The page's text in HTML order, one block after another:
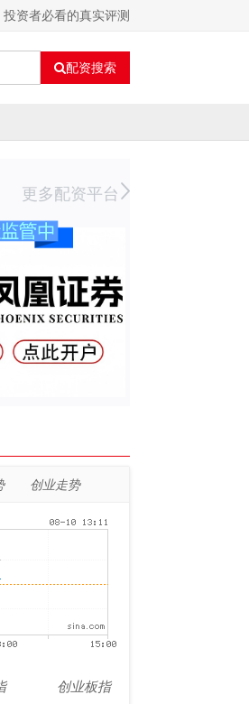
资者必看的真实评测
配资搜索
更多配资平台
创业走势
创业板指